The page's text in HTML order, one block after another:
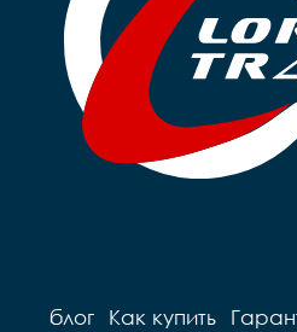
блог Как купить